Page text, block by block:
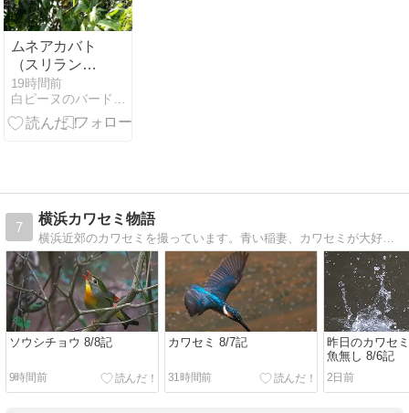
ムネアカバト
（スリランカ
探鳥）
19時間前
白ピーヌのバードエッセイ
7
横浜カワセミ物語
横浜近郊のカワセミを撮っています。青い稲妻、カワセミが大好きで公園などで写真を撮っています。
ソウシチョウ 8/8記
9時間前
カワセミ 8/7記
31時間前
昨日のカワセ
魚無し 8/6記
2日前